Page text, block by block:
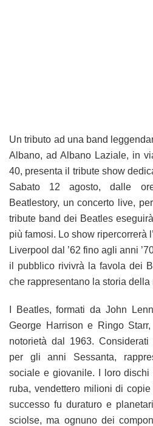
Un tributo ad una band
Albano, ad Albano Laziale, in
40, presenta il tribute show
Sabato 12 agosto, dalle
Beatlestory, un concerto live,
tribute band dei Beatles
più famosi. Lo show ripercorrerà
Liverpool dal ’62 fino agli anni
il pubblico rivivrà la favola dei
che rappresentano la storia della
I Beatles, formati da John
George Harrison e Ringo
notorietà dal 1963.
per gli anni Sessanta,
sociale e giovanile. I loro dischi
ruba, vendettero milioni di
successo fu duraturo e
sciolse, ma ognuno dei